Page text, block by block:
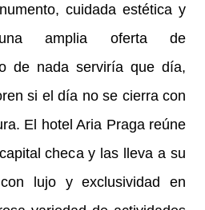
cuidada estética y
amplia oferta de
de nada serviría que día,
si el día no se cierra con
El hotel Aria Praga reúne
checa y las lleva a su
lujo y exclusividad en